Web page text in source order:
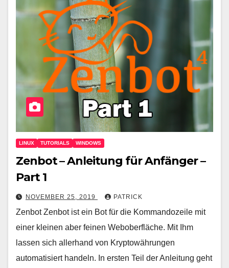
LINUX TUTORIALS WINDOWS
Zenbot – Anleitung für Anfänger –
Part 1
NOVEMBER 25, 2019 PATRICK
Zenbot Zenbot ist ein Bot für die Kommandozeile mit
einer kleinen aber feinen Weboberfläche. Mit Ihm
lassen sich allerhand von Kryptowährungen
automatisiert handeln. In ersten Teil der Anleitung geht